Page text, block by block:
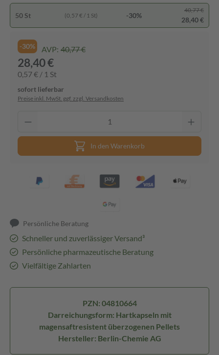
50 St (0,57 € / 1 St) -30%
40,77 €
28,40 €
-30% AVP: 40,77 €
28,40 €
0,57 € / 1 St
sofort lieferbar
Preise inkl. MwSt. ggf. zzgl. Versandkosten
In den Warenkorb
Persönliche Beratung
Schneller und zuverlässiger Versand³
Persönliche pharmazeutische Beratung
Vielfältige Zahlarten
PZN: 04810664
Darreichungsform: Hartkapseln mit
magensaftresistent überzogenen Pellets
Hersteller: Berlin-Chemie AG